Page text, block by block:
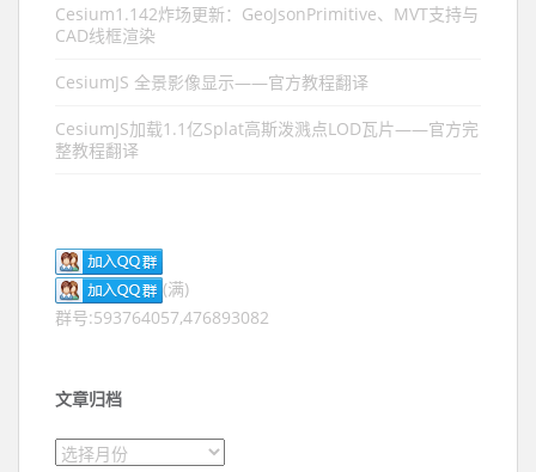
Cesium1.142炸场更新：GeoJsonPrimitive、MVT支持与
CAD线框渲染
CesiumJS 全景影像显示——官方教程翻译
CesiumJS加载1.1亿Splat高斯泼溅点LOD瓦片——官方完
整教程翻译
(满)
群号:593764057,476893082
文章归档
文章归档